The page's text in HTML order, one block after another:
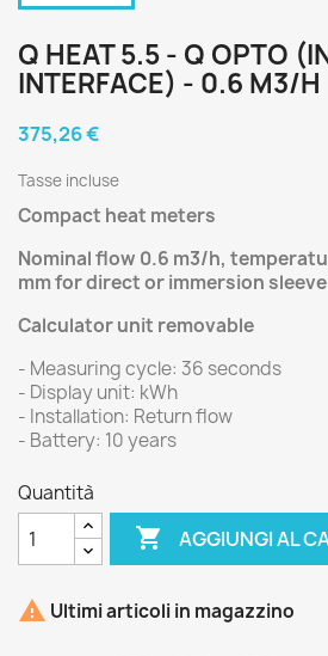
Q HEAT 5.5 - Q OPTO
INTERFACE) - 0.6 M3/H
375,26 €
Tasse incluse
Compact heat meters
Nominal flow 0.6 m3/h,
mm for direct or immersion
Calculator unit removable
- Measuring cycle: 36 seconds
- Display unit: kWh
- Installation: Return flow
- Battery: 10 years
Quantità
 AGGIUNGI AL
 Ultimi articoli in magazzino